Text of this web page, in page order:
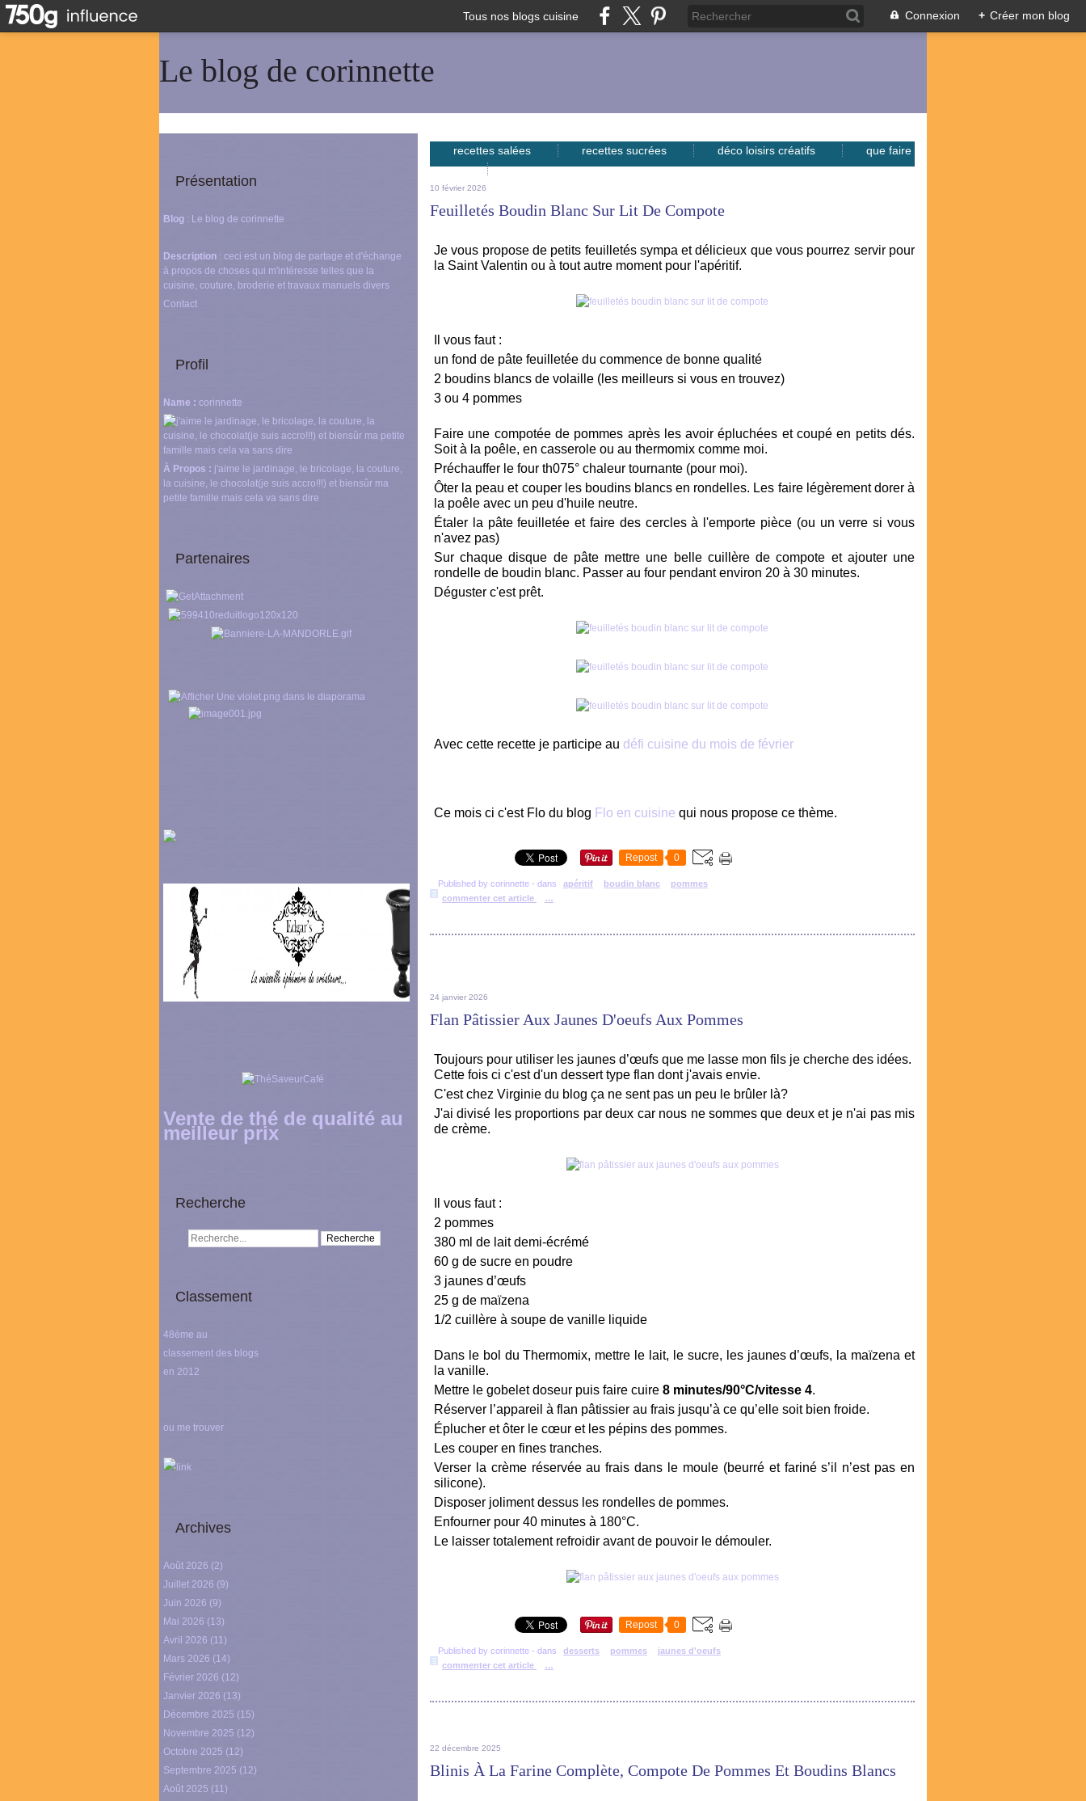
Tous nos blogs cuisine Connexion + Créer mon blog
Le blog de corinnette
Présentation
Blog : Le blog de corinnette
Description : ceci est un blog de partage et d'échange
à propos de choses qui m'intéresse telles que la
cuisine, couture, broderie et travaux manuels divers
Contact
Profil
Name : corinnette
À Propos : j'aime le jardinage, le bricolage, la couture,
la cuisine, le chocolat(je suis accro!!!) et biensûr ma
petite famille mais cela va sans dire
Partenaires
Vente de thé de qualité au
meilleur prix
Recherche
Classement
48éme au
classement des blogs
en 2012
ou me trouver
link
Archives
Août 2026 (2)
Juillet 2026 (9)
Juin 2026 (9)
Mai 2026 (13)
Avril 2026 (11)
Mars 2026 (14)
Février 2026 (12)
Janvier 2026 (13)
Décembre 2025 (15)
Novembre 2025 (12)
Octobre 2025 (12)
Septembre 2025 (12)
Août 2025 (11)
recettes salées recettes sucrées déco loisirs créatifs
que faire
avec...
10 février 2026
Feuilletés Boudin Blanc Sur Lit De Compote
Je vous propose de petits feuilletés sympa et délicieux que vous pourrez servir pour
la Saint Valentin ou à tout autre moment pour l'apéritif.
Il vous faut :
un fond de pâte feuilletée du commence de bonne qualité
2 boudins blancs de volaille (les meilleurs si vous en trouvez)
3 ou 4 pommes
Faire une compotée de pommes après les avoir épluchées et coupé en petits dés.
Soit à la poêle, en casserole ou au thermomix comme moi.
Préchauffer le four th075° chaleur tournante (pour moi).
Ôter la peau et couper les boudins blancs en rondelles. Les faire légèrement dorer à
la poêle avec un peu d'huile neutre.
Étaler la pâte feuilletée et faire des cercles à l'emporte pièce (ou un verre si vous
n'avez pas)
Sur chaque disque de pâte mettre une belle cuillère de compote et ajouter une
rondelle de boudin blanc. Passer au four pendant environ 20 à 30 minutes.
Déguster c'est prêt.
Avec cette recette je participe au défi cuisine du mois de février
Ce mois ci c'est Flo du blog Flo en cuisine qui nous propose ce thème.
Repost 0
Published by corinnette - dans apéritif boudin blanc
pommes
commenter cet article
…
24 janvier 2026
Flan Pâtissier Aux Jaunes D'oeufs Aux Pommes
Toujours pour utiliser les jaunes d’œufs que me lasse mon fils je cherche des idées.
Cette fois ci c'est d'un dessert type flan dont j'avais envie.
C'est chez Virginie du blog ça ne sent pas un peu le brûler là?
J'ai divisé les proportions par deux car nous ne sommes que deux et je n'ai pas mis
de crème.
Il vous faut :
2 pommes
380 ml de lait demi-écrémé
60 g de sucre en poudre
3 jaunes d’œufs
25 g de maïzena
1/2 cuillère à soupe de vanille liquide
Dans le bol du Thermomix, mettre le lait, le sucre, les jaunes d’œufs, la maïzena et
la vanille.
Mettre le gobelet doseur puis faire cuire 8 minutes/90°C/vitesse 4.
Réserver l’appareil à flan pâtissier au frais jusqu’à ce qu’elle soit bien froide.
Éplucher et ôter le cœur et les pépins des pommes.
Les couper en fines tranches.
Verser la crème réservée au frais dans le moule (beurré et fariné s’il n’est pas en
silicone).
Disposer joliment dessus les rondelles de pommes.
Enfourner pour 40 minutes à 180°C.
Le laisser totalement refroidir avant de pouvoir le démouler.
Repost 0
Published by corinnette - dans desserts pommes
jaunes d'oeufs
commenter cet article
…
22 décembre 2025
Blinis À La Farine Complète, Compote De Pommes Et Boudins Blancs